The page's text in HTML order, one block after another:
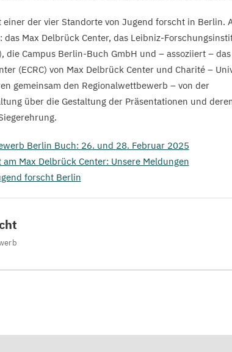
einer der vier Standorte von Jugend forscht in Berlin.
das Max Delbrück Center, das Leibniz-
die Campus Berlin-Buch GmbH und – assoziiert –
(ECRC) von Max Delbrück Center und Charité –
gemeinsam den Regionalwettbewerb – von der
über die Gestaltung der Präsentationen und
Berlin Buch: 26. und 28. Februar 2025
Max Delbrück Center: Unsere Meldungen
forscht Berlin